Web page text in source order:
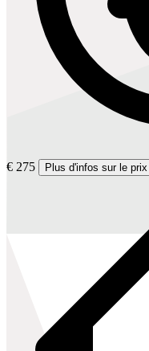
€ 275 Plus d'infos sur le prix